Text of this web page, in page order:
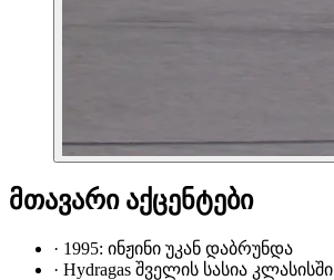
მთავარი აქცენტები
· 1995: ინჟინი უკან დაბრუნდა
· Hydragas შველის სასია კლასისში